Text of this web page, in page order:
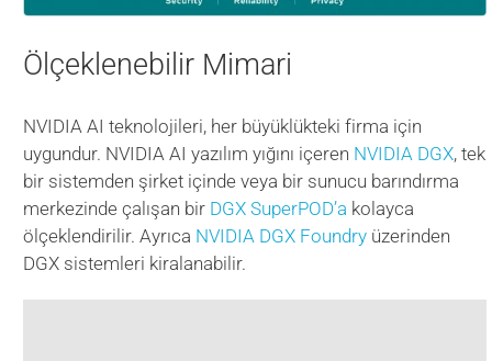
Ölçeklenebilir Mimari
NVIDIA AI teknolojileri, her büyüklükteki firma için
uygundur. NVIDIA AI yazılım yığını içeren NVIDIA DGX, tek
bir sistemden şirket içinde veya bir sunucu barındırma
merkezinde çalışan bir DGX SuperPOD’a kolayca
ölçeklendirilir. Ayrıca NVIDIA DGX Foundry üzerinden
DGX sistemleri kiralanabilir.